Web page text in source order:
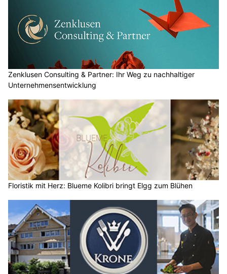
Zenklusen Consulting & Partner: Ihr Weg zu nachhaltiger
Unternehmensentwicklung
Floristik mit Herz: Blueme Kolibri bringt Elgg zum Blühen